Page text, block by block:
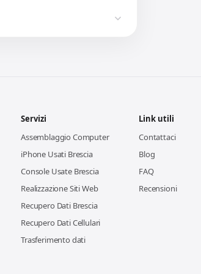
Servizi
Assemblaggio Computer
iPhone Usati Brescia
Console Usate Brescia
Realizzazione Siti Web
Recupero Dati Brescia
Recupero Dati Cellulari
Trasferimento dati
Link utili
Contattaci
Blog
FAQ
Recensioni